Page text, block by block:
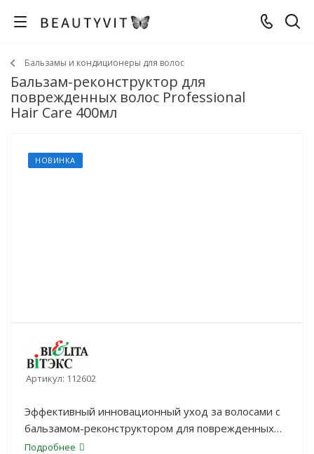
Бальзамы и кондиционеры для волос
Бальзам-реконструктор для
поврежденных волос Professional
Hair Care 400мл
НОВИНКА
Артикул: 112602
Эффективный инновационный уход за волосами с
бальзамом-реконструктором для поврежденных
волос.
Подробнее